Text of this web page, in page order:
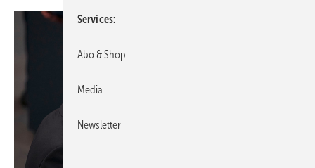
Services
Abo & Shop
Media
Newsletter